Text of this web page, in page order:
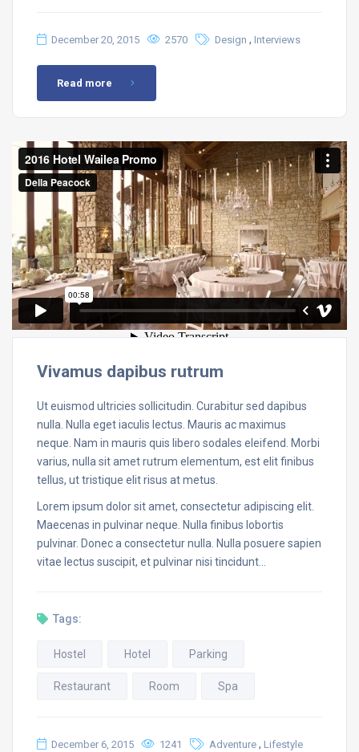
December 20, 2015 2570 Design , Interviews
Read more
Vivamus dapibus rutrum
Ut euismod ultricies sollicitudin. Curabitur sed dapibus
nulla. Nulla eget iaculis lectus. Mauris ac maximus
neque. Nam in mauris quis libero sodales eleifend. Morbi
varius, nulla sit amet rutrum elementum, est elit finibus
tellus, ut tristique elit risus at metus.
Lorem ipsum dolor sit amet, consectetur adipiscing elit.
Maecenas in pulvinar neque. Nulla finibus lobortis
pulvinar. Donec a consectetur nulla. Nulla posuere sapien
vitae lectus suscipit, et pulvinar nisi tincidunt…
Tags:
Hostel Hotel Parking
Restaurant Room Spa
December 6, 2015 1241 Adventure , Lifestyle